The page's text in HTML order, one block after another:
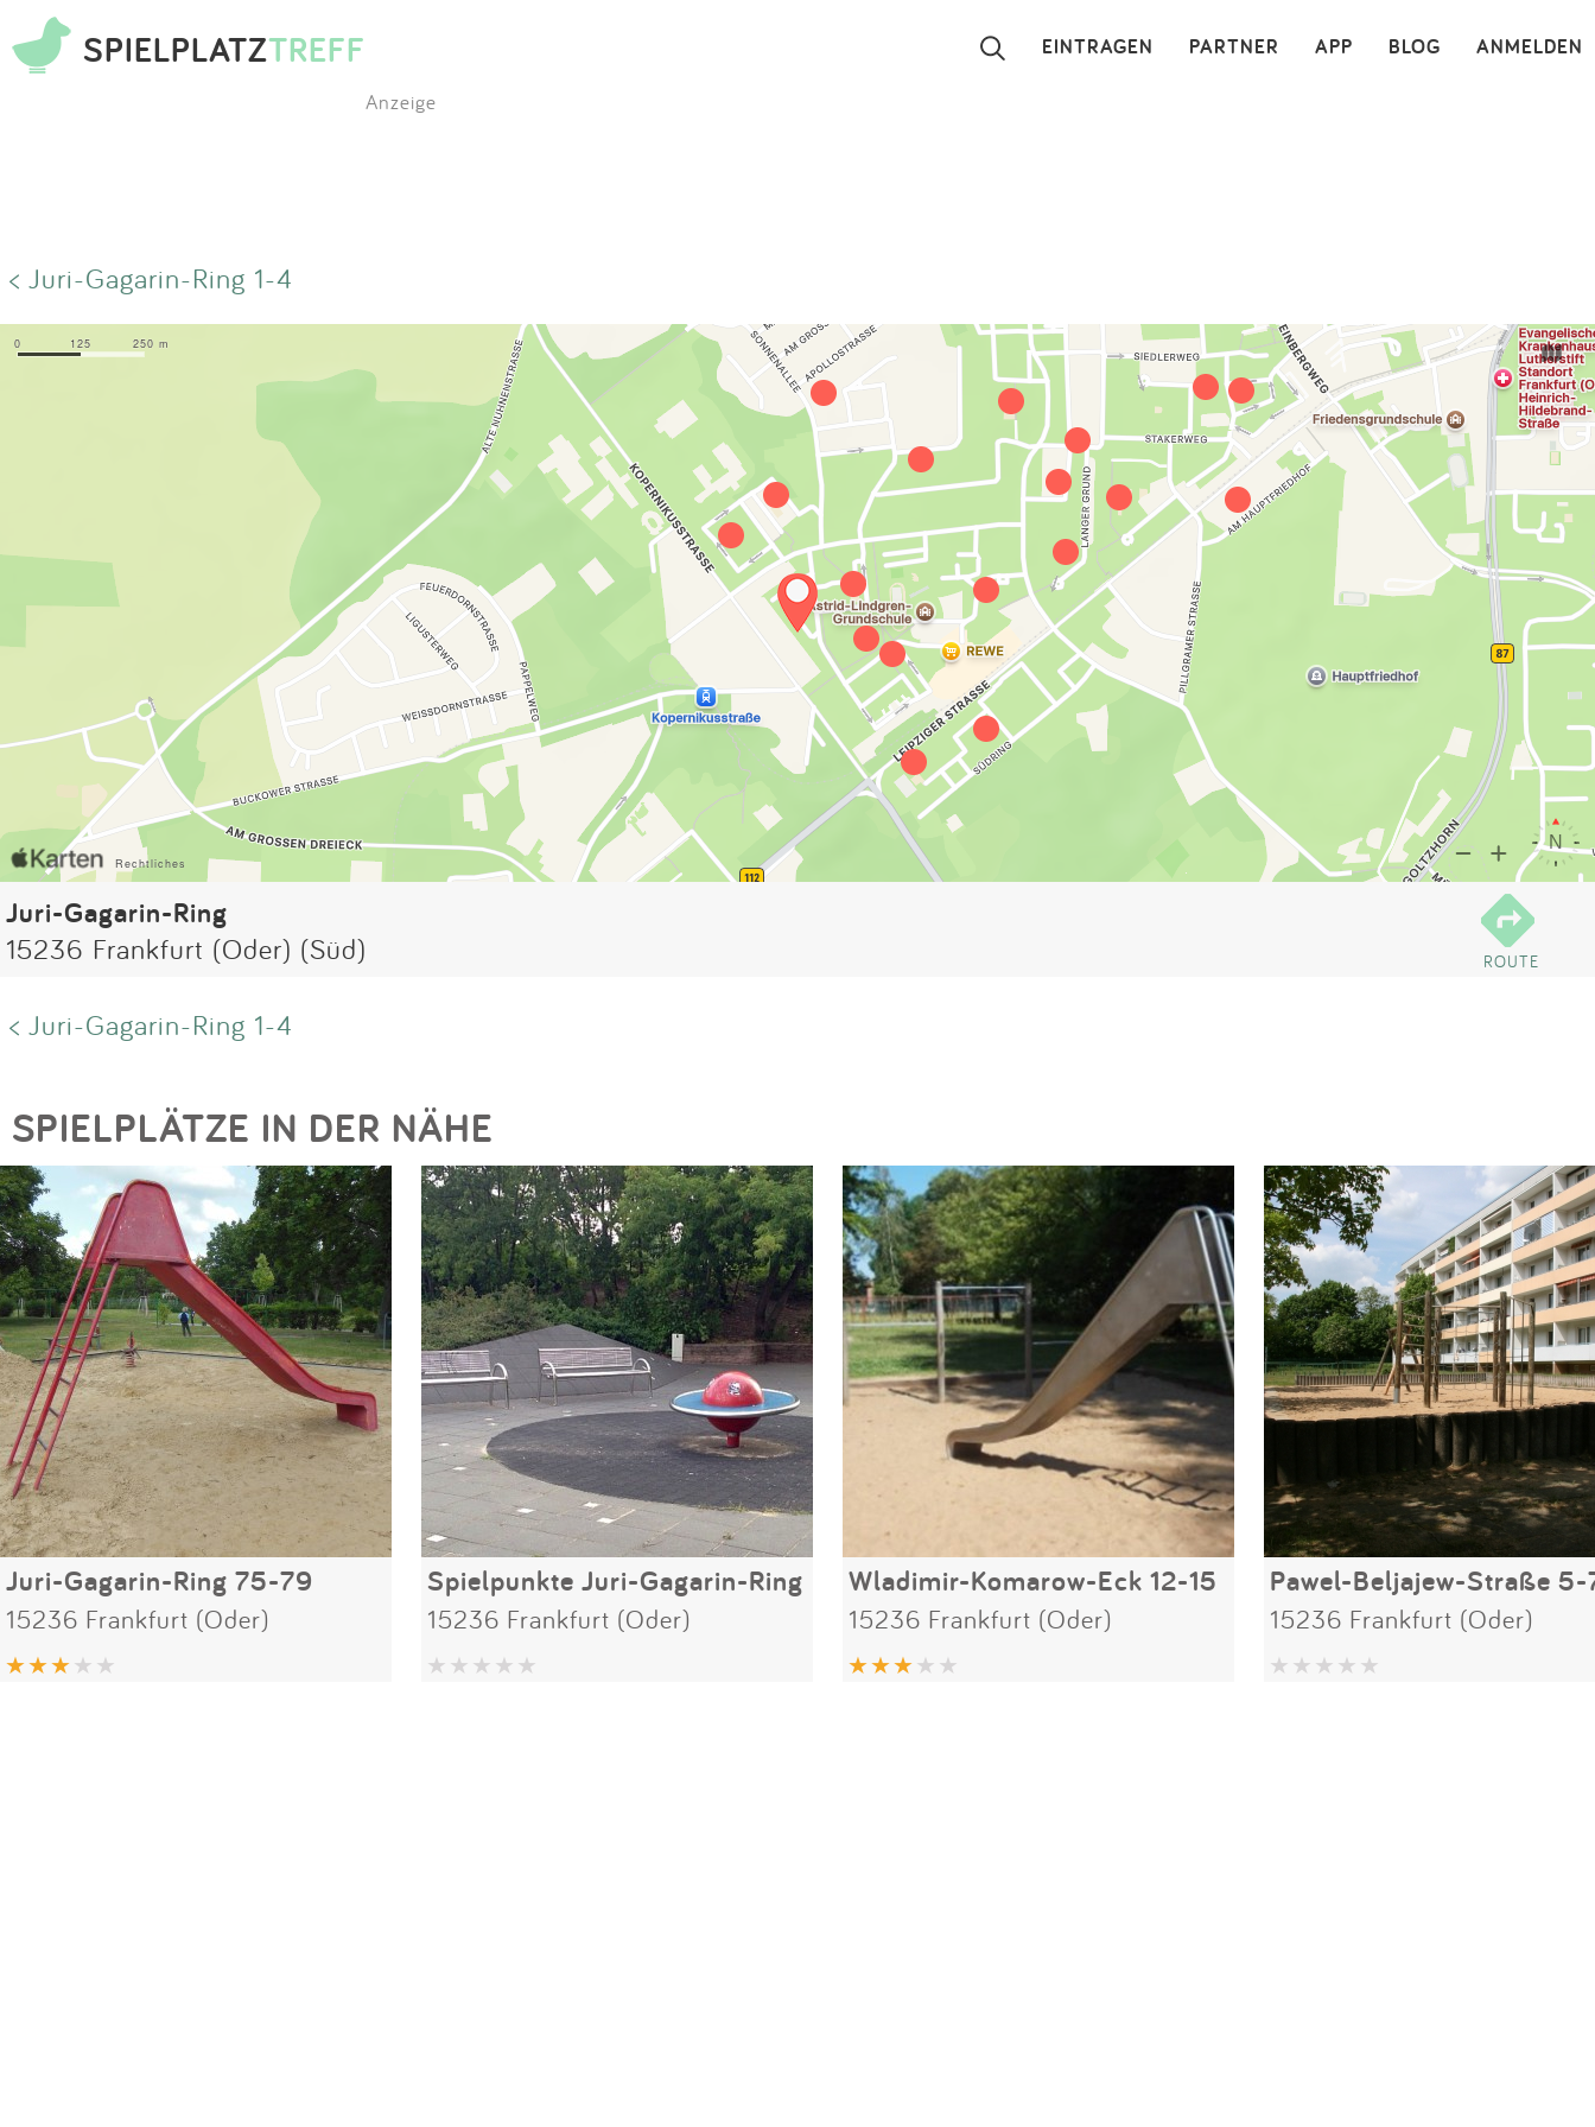
SPIELPLATZTREFF ANMELDEN
BLOG
APP
PARTNER
EINTRAGEN ×
Blog
Partner
Kontakt
Impressum
Anmelden
Anzeige
< Juri-Gagarin-Ring 1-4
Juri-Gagarin-Ring
15236 Frankfurt (Oder) (Süd) ROUTE
< Juri-Gagarin-Ring 1-4
SPIELPLÄTZE IN DER NÄHE
Juri-Gagarin-Ring 75-79
15236 Frankfurt (Oder)
Spielpunkte Juri-Gagarin-Ring
15236 Frankfurt (Oder)
Wladimir-Komarow-Eck 12-15
15236 Frankfurt (Oder)
Pawel-Beljajew-Straße 5-
15236 Frankfurt (Oder)